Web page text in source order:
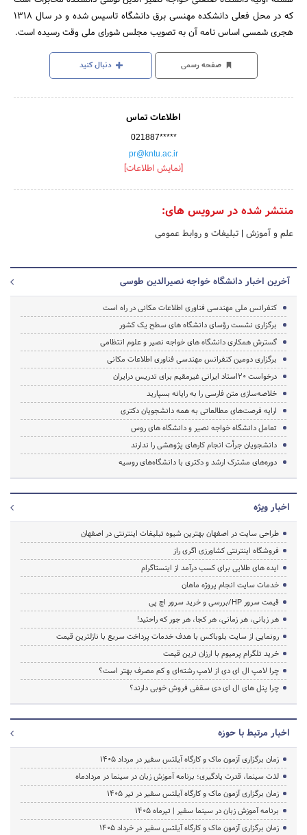
که در محل فعلی دانشکده مهنسی برق دانشگاه تاسیس شده و در سال 1318
هجری شمسی اساس نامه آن به تصویب مجلس شورای ملی وقت رسیده است.
صفحه رسمی دنبال کنید
اطلاعات تماس
021887*****
pr@kntu.ac.ir
[نمایش اطلاعات]
منتشر شده در سرویس های:
علم و آموزش | تبلیغات و روابط عمومی
آخرین اخبار دانشگاه خواجه نصیرالدین طوسی
کنفرانس ملی مهندسی فناوری اطلاعات مکانی در راه است
برگزاری نشست رؤسای دانشگاه های سطح یک کشور
گسترش همکاری دانشگاه های خواجه نصیر و علوم انتظامی
برگزاری دومین کنفرانس مهندسی فناوری اطلاعات مکانی
درخواست 20استاد ایرانی غیرمقیم برای تدریس درایران
خلاصه‌سازی متن فارسی را به رایانه بسپارید
ارایه فرصت‌های مطالعاتی به همه دانشجویان دکتری
تعامل دانشگاه خواجه نصیر و دانشگاه های روس
دانشجویان جرأت انجام کارهای پژوهشی را ندارند
دوره‌های مشترک ارشد و دکتری با دانشگاه‌های روسیه
اخبار ویژه
طراحی سایت در اصفهان بهترین شیوه تبلیغات اینترنتی در اصفهان
فروشگاه اینترنتی کشاورزی اگری راز
ایده های طلایی برای کسب درآمد از اینستاگرام
خدمات سایت انجام پروژه ماهان
قیمت سرور HP/بررسی و خرید سرور اچ پی
هر زبانی، هر زمانی، هر کجا، هر جور که راحتید!
رونمایی از سایت بلوباکس با هدف خدمات پرداخت سریع با نازلترین قیمت
خرید تلگرام پرمیوم با ارزان ترین قیمت
چرا لامپ ال ای دی از لامپ رشته‌ای و کم مصرف بهتر است؟
چرا پنل های ال ای دی سقفی فروش خوبی دارند؟
اخبار مرتبط با حوزه
زمان برگزاری آزمون ماک و کارگاه آیلتس سفیر در مرداد 1405
لذت سینما، قدرت یادگیری؛ برنامه آموزش زبان در سینما در مردادماه
زمان برگزاری آزمون ماک و کارگاه آیلتس سفیر در تیر 1405
برنامه آموزش زبان در سینما سفیر | تیرماه ۱۴۰۵
زمان برگزاری آزمون ماک و کارگاه آیلتس سفیر در خرداد 1405